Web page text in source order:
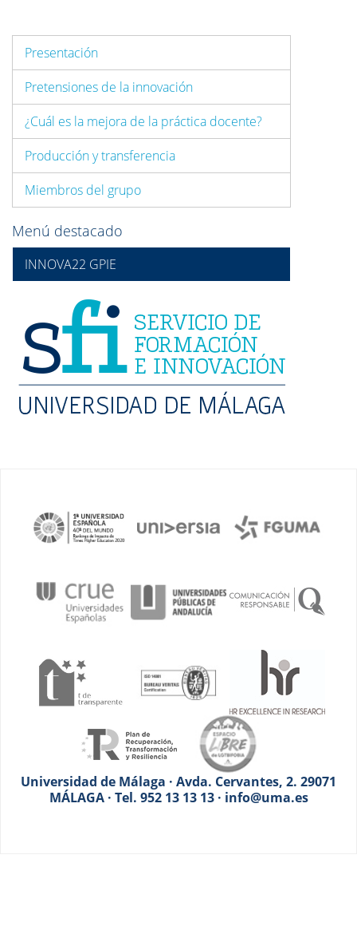
Presentación
Pretensiones de la innovación
¿Cuál es la mejora de la práctica docente?
Producción y transferencia
Miembros del grupo
Menú destacado
INNOVA22 GPIE
Universidad de Málaga · Avda. Cervantes, 2. 29071
MÁLAGA · Tel. 952 13 13 13 · info@uma.es